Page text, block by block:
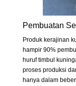
Pembuatan
Produk kerajinan
hampir 90%
huruf timbul
proses produksi
hanya dalam